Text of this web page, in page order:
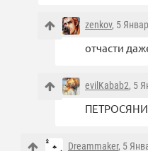
zenkov, 5
отчасти
evilKabab2, 5
Dreammaker, 5